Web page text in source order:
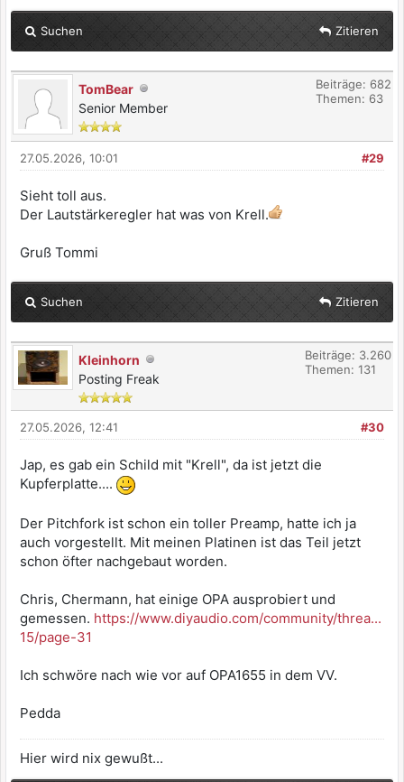
Suchen Zitieren
TomBear
Senior Member
Beiträge: 682
Themen: 63
#29
27.05.2026, 10:01
Sieht toll aus.
Der Lautstärkeregler hat was von Krell.
Gruß Tommi
Suchen Zitieren
Kleinhorn
Posting Freak
Beiträge: 3.260
Themen: 131
#30
27.05.2026, 12:41
Jap, es gab ein Schild mit "Krell", da ist jetzt die
Kupferplatte....
Der Pitchfork ist schon ein toller Preamp, hatte ich ja
auch vorgestellt. Mit meinen Platinen ist das Teil jetzt
schon öfter nachgebaut worden.
Chris, Chermann, hat einige OPA ausprobiert und
gemessen. https://www.diyaudio.com/community/threa...
15/page-31
Ich schwöre nach wie vor auf OPA1655 in dem VV.
Pedda
Hier wird nix gewußt...